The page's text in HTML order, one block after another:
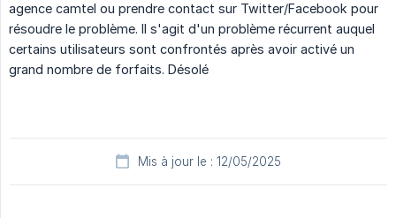
agence camtel ou prendre contact sur Twitter/Facebook pour
résoudre le problème. Il s'agit d'un problème récurrent auquel
certains utilisateurs sont confrontés après avoir activé un
grand nombre de forfaits. Désolé
Mis à jour le : 12/05/2025